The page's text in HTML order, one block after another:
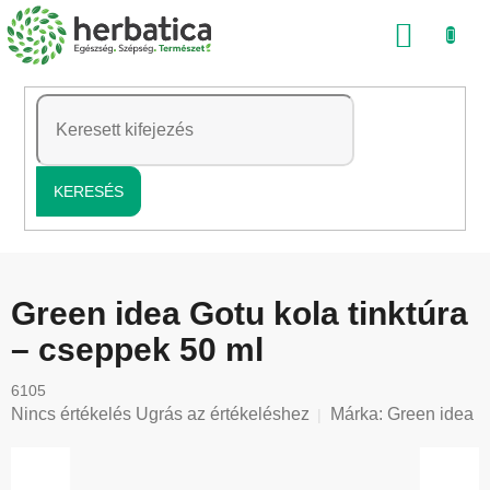
Ugrás
a
tartalomhoz
KERESÉS
Green idea Gotu kola tinktúra
– cseppek 50 ml
6105
A
Nincs értékelés Ugrás az értékeléshez Márka: Green idea